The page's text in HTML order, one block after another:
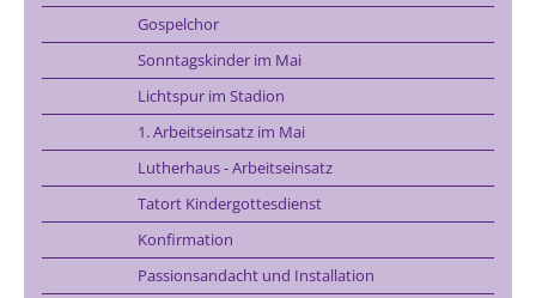
Gospelchor
Sonntagskinder im Mai
Lichtspur im Stadion
1. Arbeitseinsatz im Mai
Lutherhaus - Arbeitseinsatz
Tatort Kindergottesdienst
Konfirmation
Passionsandacht und Installation